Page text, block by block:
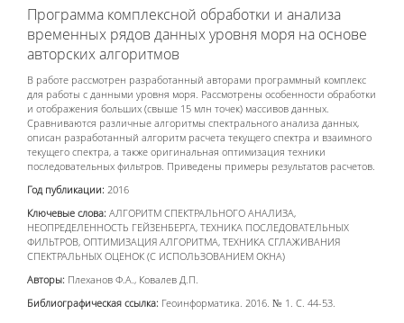
Программа комплексной обработки и анализа
временных рядов данных уровня моря на основе
авторских алгоритмов
В работе рассмотрен разработанный авторами программный комплекс
для работы с данными уровня моря. Рассмотрены особенности обработки
и отображения больших (свыше 15 млн точек) массивов данных.
Сравниваются различные алгоритмы спектрального анализа данных,
описан разработанный алгоритм расчета текущего спектра и взаимного
текущего спектра, а также оригинальная оптимизация техники
последовательных фильтров. Приведены примеры результатов расчетов.
Год публикации: 2016
Ключевые слова: АЛГОРИТМ СПЕКТРАЛЬНОГО АНАЛИЗА,
НЕОПРЕДЕЛЕННОСТЬ ГЕЙЗЕНБЕРГА, ТЕХНИКА ПОСЛЕДОВАТЕЛЬНЫХ
ФИЛЬТРОВ, ОПТИМИЗАЦИЯ АЛГОРИТМА, ТЕХНИКА СГЛАЖИВАНИЯ
СПЕКТРАЛЬНЫХ ОЦЕНОК (С ИСПОЛЬЗОВАНИЕМ ОКНА)
Авторы: Плеханов Ф.А., Ковалев Д.П.
Библиографическая ссылка: Геоинформатика. 2016. № 1. С. 44-53.